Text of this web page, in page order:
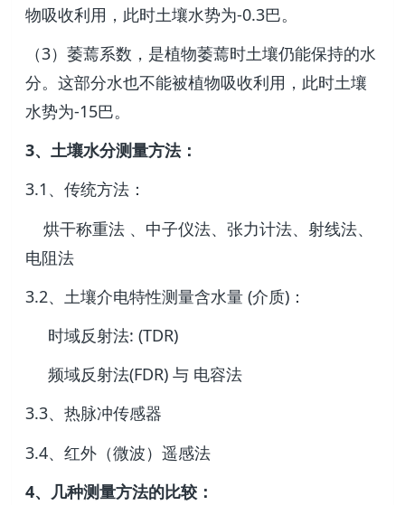
物吸收利用，此时土壤水势为-0.3巴。
（3）萎蔫系数，是植物萎蔫时土壤仍能保持的水
分。这部分水也不能被植物吸收利用，此时土壤
水势为-15巴。
3、土壤水分测量方法：
3.1、传统方法：
烘干称重法 、中子仪法、张力计法、射线法、
电阻法
3.2、土壤介电特性测量含水量 (介质)：
时域反射法: (TDR)
频域反射法(FDR) 与 电容法
3.3、热脉冲传感器
3.4、红外（微波）遥感法
4、几种测量方法的比较：